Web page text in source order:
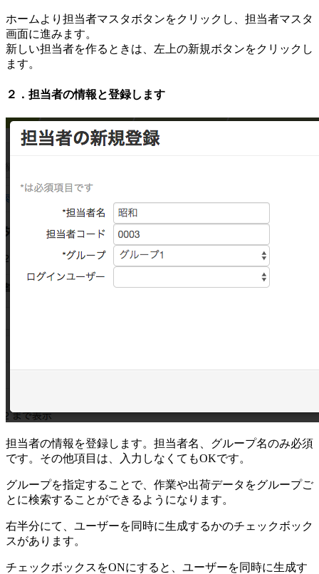
ホームより担当者マスタボタンをクリックし、担当者マスタ
画面に進みます。
新しい担当者を作るときは、左上の新規ボタンをクリックし
ます。
２．担当者の情報と登録します
担当者の情報を登録します。担当者名、グループ名のみ必須
です。その他項目は、入力しなくてもOKです。
グループを指定することで、作業や出荷データをグループご
とに検索することができるようになります。
右半分にて、ユーザーを同時に生成するかのチェックボック
スがあります。
チェックボックスをONにすると、ユーザーを同時に生成す